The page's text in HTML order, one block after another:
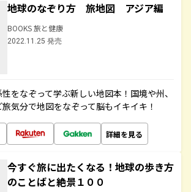
地球のなぞり方 旅地図 アジア編
BOOKS 旅と健康
2022.11.25 発売
をなぞって学ぶ新しい地図本！国境や州、
気分で地図をなぞって脳もイキイキ！
詳細を見る
今すぐ旅に出たくなる！地球の歩き方
のことばと絶景１００